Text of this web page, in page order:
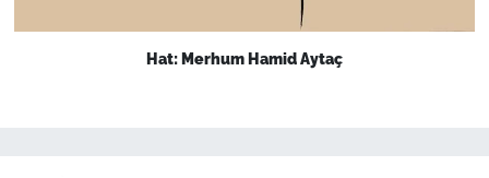
Hat: Merhum Hamid Aytaç